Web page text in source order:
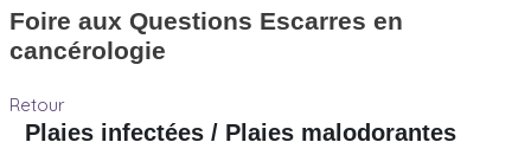
Foire aux Questions Escarres en
cancérologie
Retour
Plaies infectées / Plaies malodorantes